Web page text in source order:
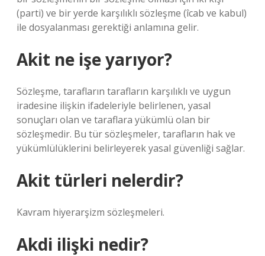
(parti) ve bir yerde karşılıklı sözleşme (îcab ve kabul)
ile dosyalanması gerektiği anlamına gelir.
Akit ne işe yarıyor?
Sözleşme, tarafların tarafların karşılıklı ve uygun
iradesine ilişkin ifadeleriyle belirlenen, yasal
sonuçları olan ve taraflara yükümlü olan bir
sözleşmedir. Bu tür sözleşmeler, tarafların hak ve
yükümlülüklerini belirleyerek yasal güvenliği sağlar.
Akit türleri nelerdir?
Kavram hiyerarşizm sözleşmeleri.
Akdi ilişki nedir?